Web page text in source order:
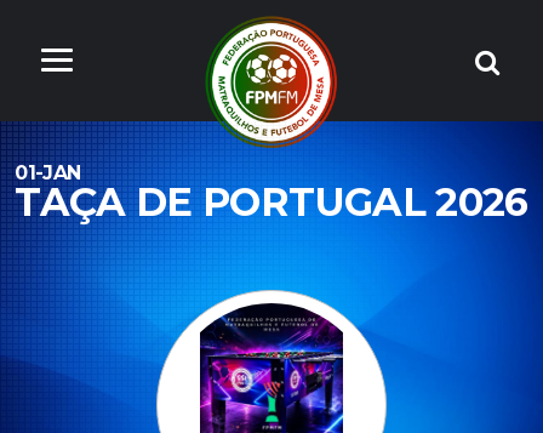
01-JAN
TAÇA DE PORTUGAL 2026